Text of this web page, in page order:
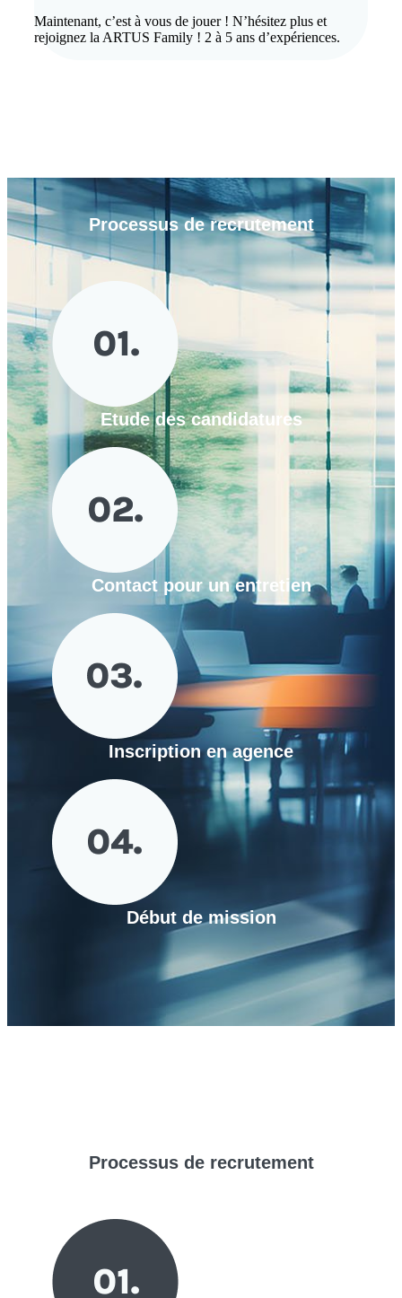
Maintenant, c’est à vous de jouer ! N’hésitez plus et
rejoignez la ARTUS Family ! 2 à 5 ans d’expériences.
Processus derecrutement
Etude des candidatures
Contact pour un entretien
Inscription en agence
Début de mission
Processus de recrutement